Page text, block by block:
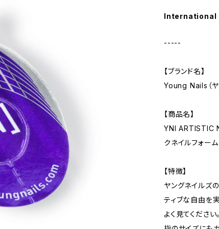
International
-----
【ブランド名】
Young Nails（ヤ
【商品名】
YNI ARTISTIC
クネイルフォーム
【特徴】
ヤングネイルズ
ティブな自由を
よく見てくださ